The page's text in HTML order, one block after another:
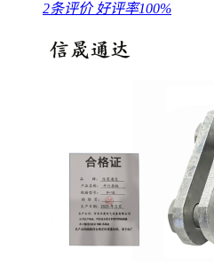
2条评价 好评率100%